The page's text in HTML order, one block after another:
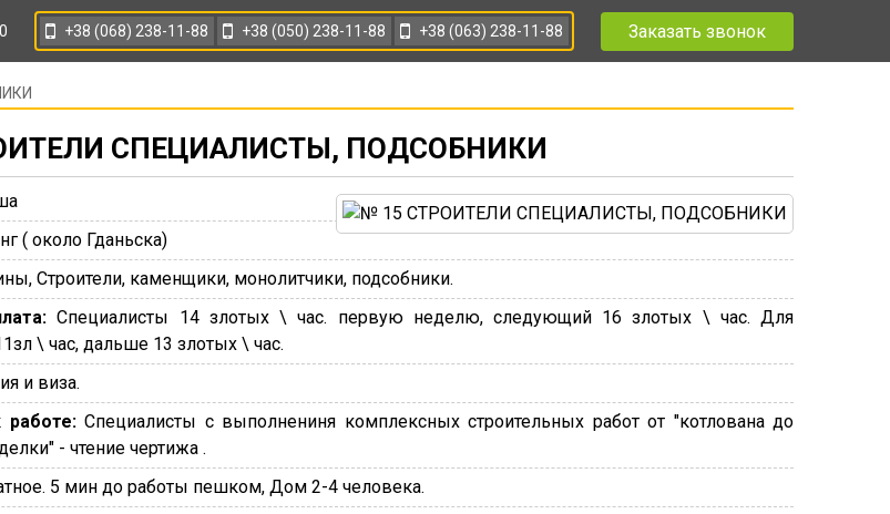
+38 (068) 238-11-88 +38 (050) 238-11-88 +38 (063) 238-11-88 Заказать звонок
СПЕЦИАЛИСТЫ, ПОДСОБНИКИ
( около Гданьска)
Строители, каменщики, монолитчики, подсобники.
Специалисты 14 злотых \ час. первую неделю, следующий 16 злотых \ час. Для
\ час, дальше 13 злотых \ час.
и виза.
работе:Специалисты с выполнениня комплексных строительных работ от "котлована до
- чтение чертижа .
5 мин до работы пешком, Дом 2-4 человека.